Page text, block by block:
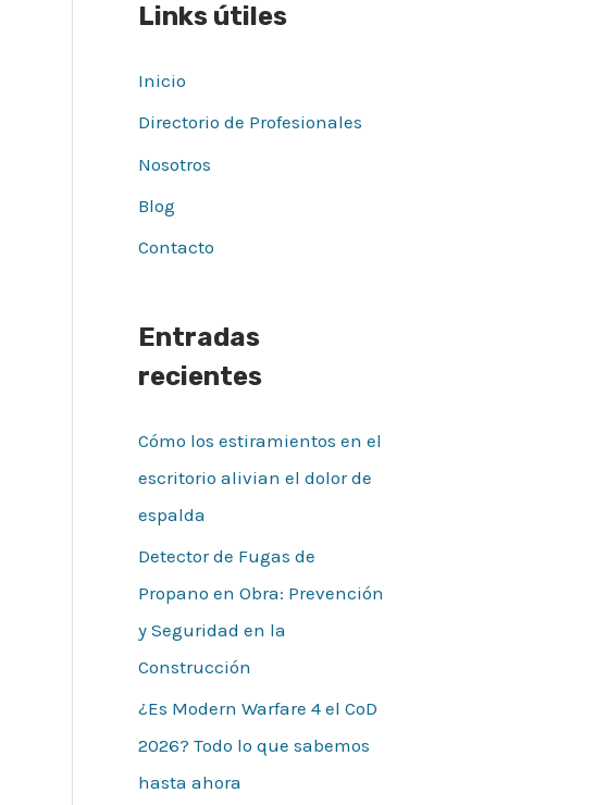
Links útiles
Inicio
Directorio de Profesionales
Nosotros
Blog
Contacto
Entradas
recientes
Cómo los estiramientos en el
escritorio alivian el dolor de
espalda
Detector de Fugas de
Propano en Obra: Prevención
y Seguridad en la
Construcción
¿Es Modern Warfare 4 el CoD
2026? Todo lo que sabemos
hasta ahora